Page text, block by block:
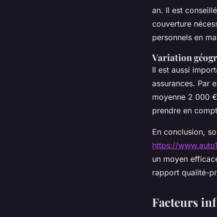
an. Il est
couverture
personnels en
Variation
Il est aussi
assurances. Par
moyenne 2 000
prendre en
En conclusion,
https://
un moyen
rapport qualité-
Facteurs